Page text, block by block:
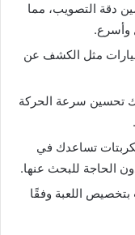
دقة التصويب، مما
وأسرع.
مثل الكشف عن
تحسين سرعة الحركة
تساعدك في
الحاجة للبحث عنها.
اللعبة وفقًا